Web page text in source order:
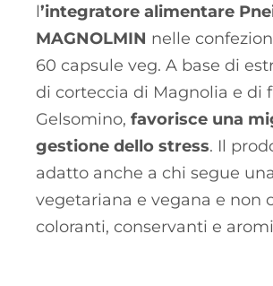
l’integratore alimentare
MAGNOLMIN nelle
60 capsule veg. A base di
di corteccia di Magnolia e di
Gelsomino, favorisce una
gestione dello stress. Il
adatto anche a chi segue
vegetariana e vegana e non
coloranti, conservanti e